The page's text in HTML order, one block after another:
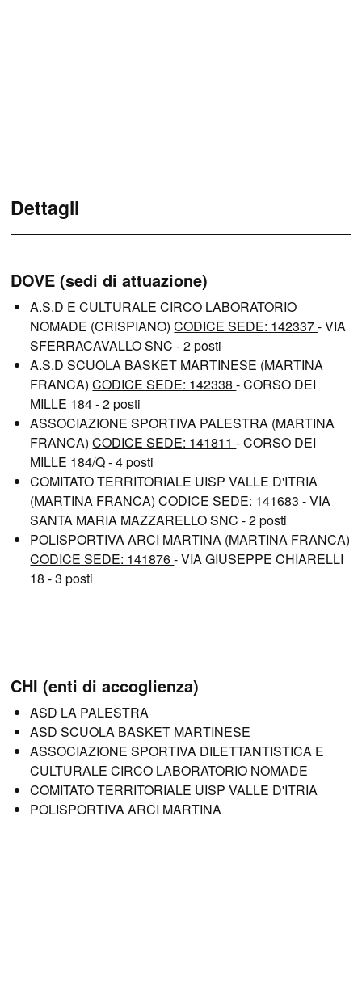
Dettagli
CHI (enti di accoglienza)
ASD LA PALESTRA
ASD SCUOLA BASKET MARTINESE
ASSOCIAZIONE SPORTIVA DILETTANTISTICA E
CULTURALE CIRCO LABORATORIO NOMADE
COMITATO TERRITORIALE UISP VALLE D'ITRIA
POLISPORTIVA ARCI MARTINA
DOVE (sedi di attuazione)
A.S.D E CULTURALE CIRCO LABORATORIO
NOMADE (CRISPIANO)CODICE SEDE: 142337- VIA
SFERRACAVALLO SNC - 2 posti
A.S.D SCUOLA BASKET MARTINESE (MARTINA
FRANCA)CODICE SEDE: 142338- CORSO DEI
MILLE 184 - 2 posti
ASSOCIAZIONE SPORTIVA PALESTRA (MARTINA
FRANCA)CODICE SEDE: 141811- CORSO DEI
MILLE 184/Q - 4 posti
COMITATO TERRITORIALE UISP VALLE D'ITRIA
(MARTINA FRANCA)CODICE SEDE: 141683- VIA
SANTA MARIA MAZZARELLO SNC - 2 posti
POLISPORTIVA ARCI MARTINA (MARTINA FRANCA)
CODICE SEDE: 141876- VIA GIUSEPPE CHIARELLI
18 - 3 posti